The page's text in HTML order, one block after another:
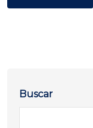
Buscar